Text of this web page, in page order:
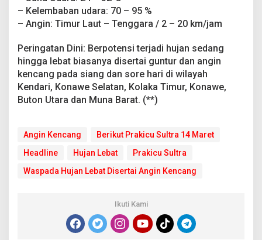
k
u
P
r
a
k
i
c
l
t
a
a
r
e
– Kelembaban udara: 70 – 95 %
– Angin: Timur Laut – Tenggara / 2 – 20 km/jam
Peringatan Dini: Berpotensi terjadi hujan sedang
hingga lebat biasanya disertai guntur dan angin
kencang pada siang dan sore hari di wilayah
Kendari, Konawe Selatan, Kolaka Timur, Konawe,
Buton Utara dan Muna Barat. (**)
Angin Kencang
Berikut Prakicu Sultra 14 Maret
Headline
Hujan Lebat
Prakicu Sultra
Waspada Hujan Lebat Disertai Angin Kencang
Ikuti Kami